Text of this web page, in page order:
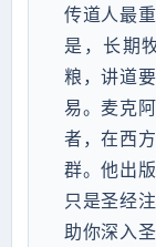
传道人最
是，长期
粮，讲道
易。麦克
者，在西
群。他出
只是圣经
助你深入